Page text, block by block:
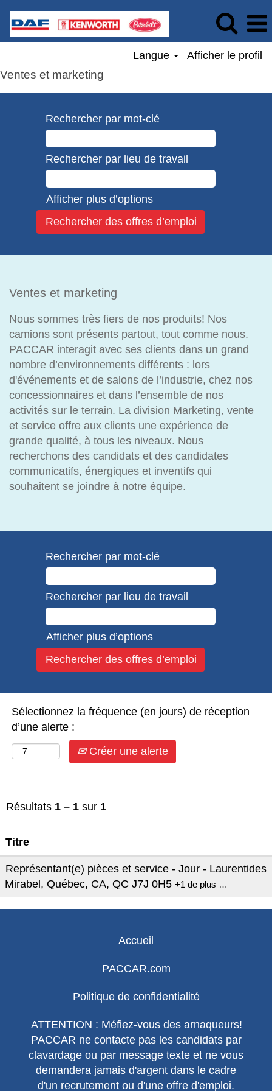
Langue Afficher le profil
Ventes et marketing
Rechercher par mot-clé
Rechercher par lieu de travail
Afficher plus d’options
Ventes et marketing
Nous sommes très fiers de nos produits! Nos
camions sont présents partout, tout comme nous.
PACCAR interagit avec ses clients dans un grand
nombre d’environnements différents : lors
d'événements et de salons de l’industrie, chez nos
concessionnaires et dans l’ensemble de nos
activités sur le terrain. La division Marketing, vente
et service offre aux clients une expérience de
grande qualité, à tous les niveaux. Nous
recherchons des candidats et des candidates
communicatifs, énergiques et inventifs qui
souhaitent se joindre à notre équipe.
Rechercher par mot-clé
Rechercher par lieu de travail
Afficher plus d’options
Sélectionnez la fréquence (en jours) de réception
d’une alerte :
Créer une alerte
Résultats 1 – 1 sur 1
Titre
Représentant(e) pièces et service - Jour - Laurentides
Mirabel, Québec, CA, QC J7J 0H5 +1 de plus …
Accueil
PACCAR.com
Politique de confidentialité
ATTENTION : Méfiez-vous des arnaqueurs!
PACCAR ne contacte pas les candidats par
clavardage ou par message texte et ne vous
demandera jamais d'argent dans le cadre
d'un recrutement ou d'une offre d'emploi.